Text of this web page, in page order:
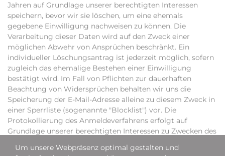
Jahren auf Grundlage unserer berechtigten Interessen
speichern, bevor wir sie löschen, um eine ehemals
gegebene Einwilligung nachweisen zu können. Die
Verarbeitung dieser Daten wird auf den Zweck einer
möglichen Abwehr von Ansprüchen beschränkt. Ein
individueller Löschungsantrag ist jederzeit möglich, sofern
zugleich das ehemalige Bestehen einer Einwilligung
bestätigt wird. Im Fall von Pflichten zur dauerhaften
Beachtung von Widersprüchen behalten wir uns die
Speicherung der E-Mail-Adresse alleine zu diesem Zweck in
einer Sperrliste (sogenannte "Blocklist") vor. Die
Protokollierung des Anmeldeverfahrens erfolgt auf
Grundlage unserer berechtigten Interessen zu Zwecken des
einen Dienstleister mit dem Versand von E-Mails
Um unsere Webpräsenz optimal gestalten und